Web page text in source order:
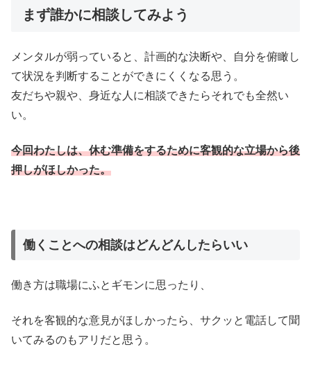
まず誰かに相談してみよう
メンタルが弱っていると、計画的な決断や、自分を俯瞰し
て状況を判断することができにくくなる思う。
友だちや親や、身近な人に相談できたらそれでも全然い
い。
今回わたしは、休む準備をするために客観的な立場から後
押しがほしかった。
働くことへの相談はどんどんしたらいい
働き方は職場にふとギモンに思ったり、
それを客観的な意見がほしかったら、サクッと電話して聞
いてみるのもアリだと思う。